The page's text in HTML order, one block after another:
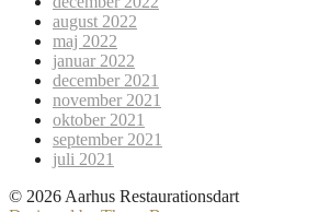
august 2022
maj 2022
januar 2022
december 2021
november 2021
oktober 2021
september 2021
juli 2021
© 2026 Aarhus Restaurationsdart